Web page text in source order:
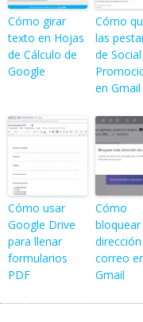
Cómo girar
texto en Hojas
de Cálculo de
Google
Cómo
las
de
en Gmail
Cómo usar
Google Drive
para llenar
formularios
PDF
Cómo
bloquear
correo
Gmail